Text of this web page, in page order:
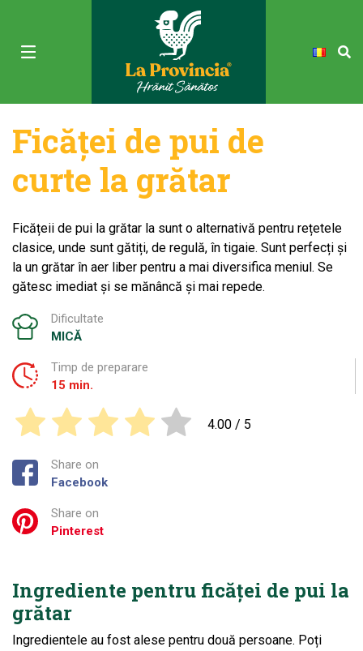
Ficăței de pui de
curte la grătar
Ficățeii de pui la grătar la sunt o alternativă pentru rețetele
clasice, unde sunt gătiți, de regulă, în tigaie. Sunt perfecți și
la un grătar în aer liber pentru a mai diversifica meniul. Se
gătesc imediat și se mănâncă și mai repede.
Dificultate
MICĂ
Timp de preparare
15 min.
4.00 / 5
Share on
Facebook
Share on
Pinterest
Ingrediente pentru ficăței de pui la
grătar
Ingredientele au fost alese pentru două persoane. Poți